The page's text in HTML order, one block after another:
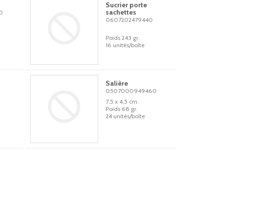
Sucrier porte
sachettes
0607202479440
Poids 243 gr.
16 unités/boîte
Salière
0507000949460
7,5 x 4,5 cm.
Poids 68 gr.
24 unités/boîte